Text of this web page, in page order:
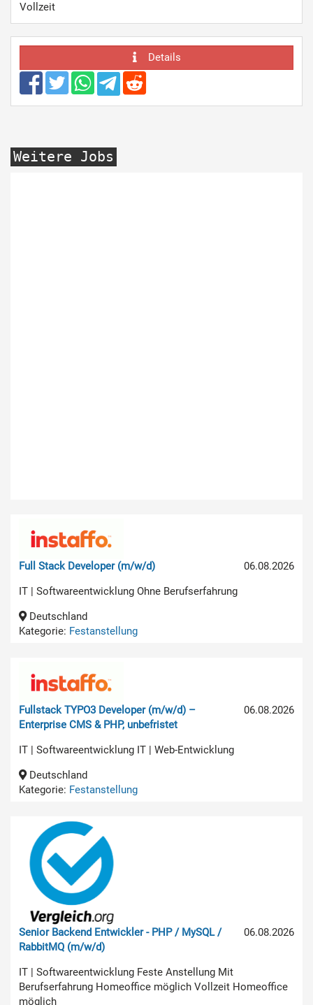
Vollzeit
Details
Weitere Jobs
06.08.2026
Full Stack Developer (m/w/d)
IT | Softwareentwicklung Ohne Berufserfahrung
Deutschland
Kategorie: Festanstellung
06.08.2026
Fullstack TYPO3 Developer (m/w/d) –
Enterprise CMS & PHP, unbefristet
IT | Softwareentwicklung IT | Web-Entwicklung
Deutschland
Kategorie: Festanstellung
06.08.2026
Senior Backend Entwickler - PHP / MySQL /
RabbitMQ (m/w/d)
IT | Softwareentwicklung Feste Anstellung Mit
Berufserfahrung Homeoffice möglich Vollzeit Homeoffice
möglich